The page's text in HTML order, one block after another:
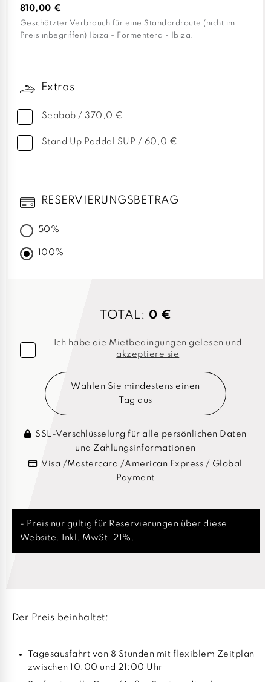
810,00 €
Geschätzter Verbrauch für eine Standardroute (nicht im
Preis inbegriffen) Ibiza - Formentera - Ibiza.
Extras
Seabob / 370,0 €
Stand Up Paddel SUP / 60,0 €
RESERVIERUNGSBETRAG
50%
100%
TOTAL: 0 €
Ich habe die Mietbedingungen gelesen und
akzeptiere sie
Wählen Sie mindestens einen
Tag aus
SSL-Verschlüsselung für alle persönlichen Daten
und Zahlungsinformationen
Visa /Mastercard /American Express / Global
Payment
- Preis nur gültig für Reservierungen über diese
Website. Inkl. MwSt. 21%.
Der Preis beinhaltet:
Tagesausfahrt von 8 Stunden mit flexiblem Zeitplan
zwischen 10:00 und 21:00 Uhr